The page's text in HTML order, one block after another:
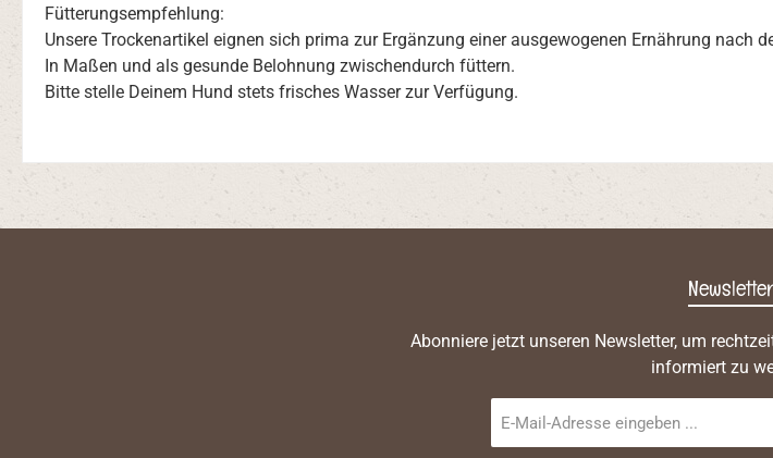
Fütterungsempfehlung:
Unsere Trockenartikel eignen sich prima zur Ergänzung einer ausgewogenen Ernährung nach
In Maßen und als gesunde Belohnung zwischendurch füttern.
Bitte stelle Deinem Hund stets frisches Wasser zur Verfügung.
Abonniere jetzt unseren Newsletter, um
informiert zu
Mail-
Adresse